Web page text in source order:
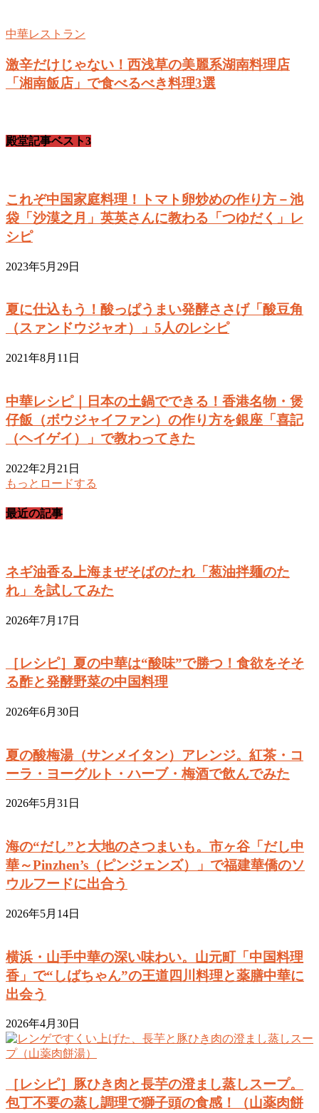
中華レストラン
激辛だけじゃない！西浅草の美麗系湖南料理店
「湘南飯店」で食べるべき料理3選
殿堂記事ベスト3
これぞ中国家庭料理！トマト卵炒めの作り方－池
袋「沙漠之月」英英さんに教わる「つゆだく」レ
シピ
2023年5月29日
夏に仕込もう！酸っぱうまい発酵ささげ「酸豆角
（スァンドウジャオ）」5人のレシピ
2021年8月11日
中華レシピ｜日本の土鍋でできる！香港名物・煲
仔飯（ボウジャイファン）の作り方を銀座「喜記
（ヘイゲイ）」で教わってきた
2022年2月21日
もっとロードする
最近の記事
ネギ油香る上海まぜそばのたれ「葱油拌麺のた
れ」を試してみた
2026年7月17日
［レシピ］夏の中華は“酸味”で勝つ！食欲をそそ
る酢と発酵野菜の中国料理
2026年6月30日
夏の酸梅湯（サンメイタン）アレンジ。紅茶・コ
ーラ・ヨーグルト・ハーブ・梅酒で飲んでみた
2026年5月31日
海の“だし”と大地のさつまいも。市ヶ谷「だし中
華～Pinzhen’s（ピンジェンズ）」で福建華僑のソ
ウルフードに出合う
2026年5月14日
横浜・山手中華の深い味わい。山元町「中国料理
香」で“しばちゃん”の王道四川料理と薬膳中華に
出会う
2026年4月30日
［レシピ］豚ひき肉と長芋の澄まし蒸しスープ。
包丁不要の蒸し調理で獅子頭の食感！（山薬肉餅